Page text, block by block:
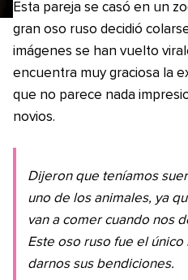
Esta pareja se casó en un
gran oso ruso decidió
imágenes se han vuelto
encuentra muy graciosa la
que no parece nada
novios.
Dijeron que teníamos
uno de los animales, ya
van a comer cuando nos
Este oso ruso fue el
darnos sus bendiciones.